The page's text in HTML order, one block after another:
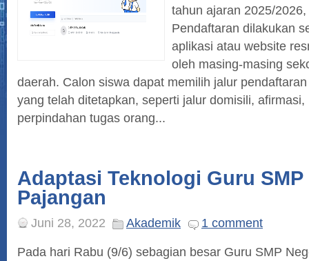
tahun ajaran 2025/
Pendaftaran dilakukan
aplikasi atau website
oleh masing-masing
daerah. Calon siswa dapat memilih jalur
yang telah ditetapkan, seperti jalur domisili,
perpindahan tugas orang...
Adaptasi Teknologi Guru SMP
Pajangan
Juni 28, 2022 Akademik
1 comment
Pada hari Rabu (9/6) sebagian besar Guru SMP